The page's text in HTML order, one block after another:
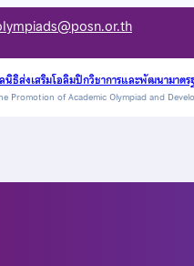
นิธิส่งเสริมโอลิมปิกวิชาการและพัฒนามาต
Promotion of Academic Olympiad and